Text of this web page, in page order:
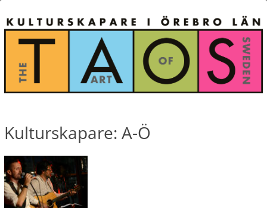
Kulturskapare: A-Ö